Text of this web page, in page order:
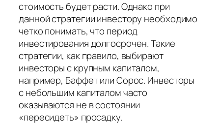
стоимость будет расти. Однако при
данной стратегии инвестору необходимо
четко понимать, что период
инвестирования долгосрочен. Такие
стратегии, как правило, выбирают
инвесторы с крупным капиталом,
например, Баффет или Сорос. Инвесторы
с небольшим капиталом часто
оказываются не в состоянии
«пересидеть» просадку.